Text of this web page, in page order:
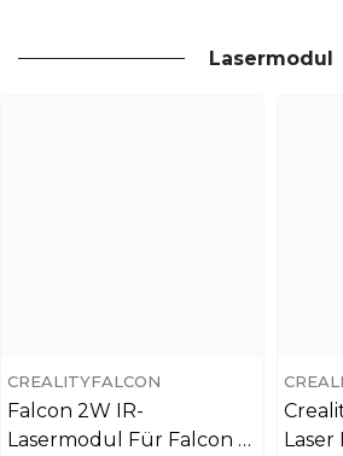
Lasermodul
CREALITYFALCON
Falcon 2W IR-
Lasermodul Für Falcon A1